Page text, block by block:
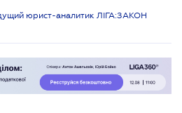
юрист-аналитик ЛІГА:ЗАКОН